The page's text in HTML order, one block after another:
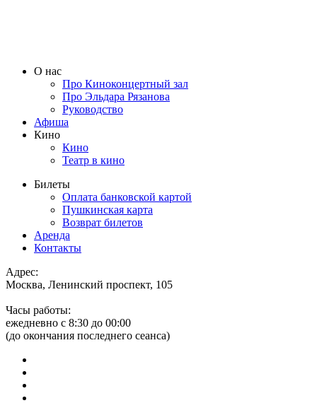
О нас
Про Киноконцертный зал
Про Эльдара Рязанова
Руководство
Афиша
Кино
Кино
Театр в кино
Билеты
Оплата банковской картой
Пушкинская карта
Возврат билетов
Аренда
Контакты
Адрес:
Москва, Ленинский проспект, 105
Часы работы:
ежедневно с 8:30 до 00:00
(до окончания последнего сеанса)